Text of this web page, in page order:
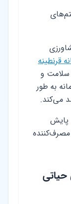
قرنطینه
سلامت و
به طور
می‌کند.
پایش
حیاتی